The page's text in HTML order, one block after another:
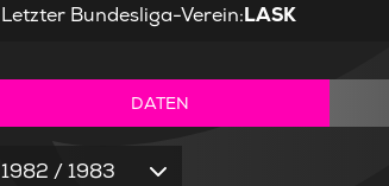
Letzter Bundesliga-Verein:LASK
DATEN
1982 / 1983